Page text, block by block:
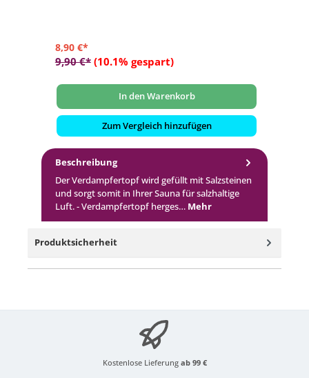
8,90 €*
9,90 €* (10.1% gespart)
In den Warenkorb
Zum Vergleich hinzufügen
Beschreibung
Der Verdampfertopf wird gefüllt mit Salzsteinen
und sorgt somit in Ihrer Sauna für salzhaltige
Luft. - Verdampfertopf herges… Mehr
Produktsicherheit
Kostenlose Lieferung ab 99 €